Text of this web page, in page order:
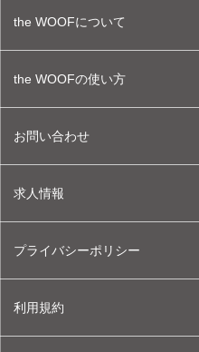
the WOOFについて
the WOOFの使い方
お問い合わせ
求人情報
プライバシーポリシー
利用規約